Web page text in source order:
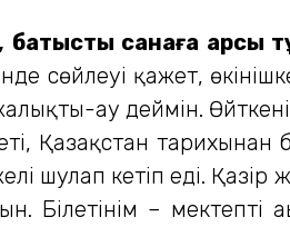
санаға қарсы
сөйлеуі қажет,
ау деймін.
Қазақстан тарихынан
шулап кетіп еді. Қазір
Білетінім – мектепті